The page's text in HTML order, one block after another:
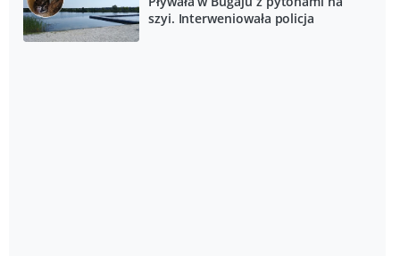
szyi. Interweniowała policja